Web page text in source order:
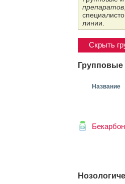
препаратов
линии.
Скрыть
Групповые
Название
Бекарбон